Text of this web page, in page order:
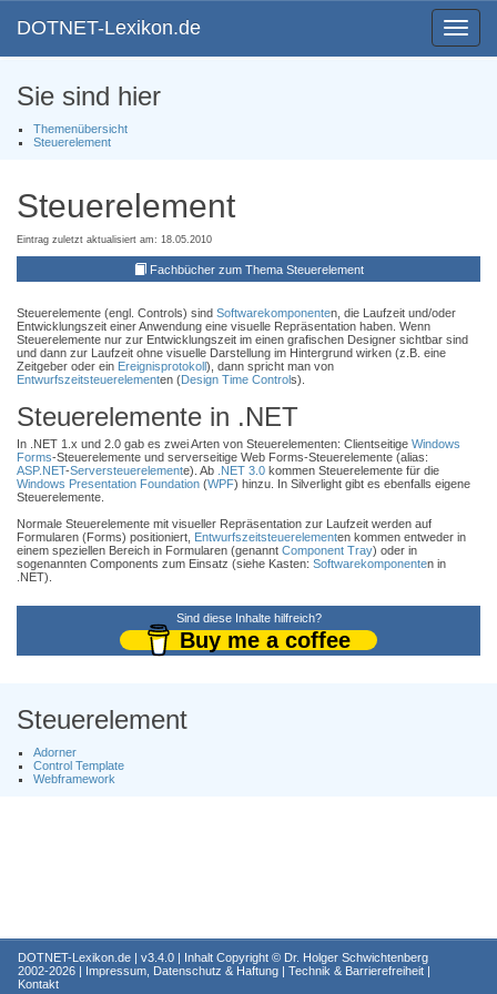
Toggle
DOTNET-Lexikon.de
Sie sind hier
Themenübersicht
Steuerelement
Steuerelement
Eintrag zuletzt aktualisiert am: 18.05.2010
Fachbücher zum Thema Steuerelement
Steuerelemente (engl. Controls) sind Softwarekomponenten, die Laufzeit und/oder
Entwicklungszeit einer Anwendung eine visuelle Repräsentation haben. Wenn
Steuerelemente nur zur Entwicklungszeit im einen grafischen Designer sichtbar sind
und dann zur Laufzeit ohne visuelle Darstellung im Hintergrund wirken (z.B. eine
Zeitgeber oder ein Ereignisprotokoll), dann spricht man von
Entwurfszeitsteuerelementen (Design Time Controls).
Steuerelemente in .NET
In .NET 1.x und 2.0 gab es zwei Arten von Steuerelementen: Clientseitige Windows
Forms-Steuerelemente und serverseitige Web Forms-Steuerelemente (alias:
ASP.NET-Serversteuerelemente). Ab .NET 3.0 kommen Steuerelemente für die
Windows Presentation Foundation (WPF) hinzu. In Silverlight gibt es ebenfalls eigene
Steuerelemente.
Normale Steuerelemente mit visueller Repräsentation zur Laufzeit werden auf
Formularen (Forms) positioniert, Entwurfszeitsteuerelementen kommen entweder in
einem speziellen Bereich in Formularen (genannt Component Tray) oder in
sogenannten Components zum Einsatz (siehe Kasten: Softwarekomponenten in
.NET).
Sind diese Inhalte hilfreich?
Buy me a coffee
Steuerelement
Adorner
Control Template
Webframework
DOTNET-Lexikon.de | v3.4.0 | Inhalt Copyright © Dr. Holger Schwichtenberg
2002-2026 | Impressum, Datenschutz & Haftung | Technik & Barrierefreiheit |
Kontakt